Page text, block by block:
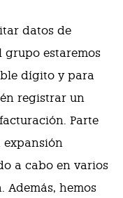
datos de
grupo estaremos
dígito y para
registrar un
Parte
expansión
a cabo en varios
Además, hemos